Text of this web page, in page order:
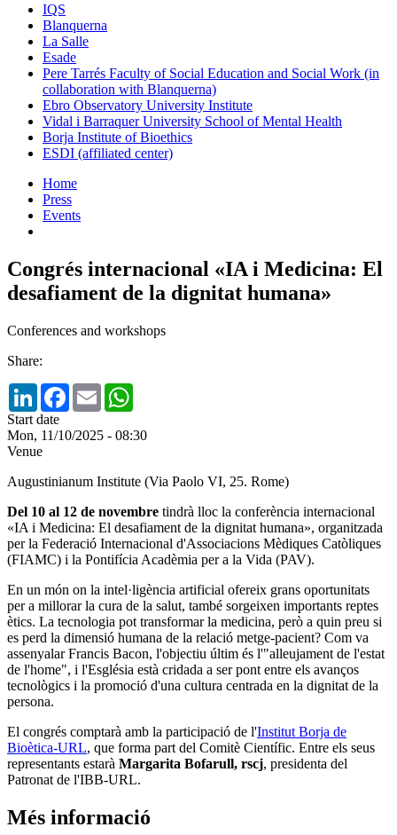
IQS
Blanquerna
La Salle
Esade
Pere Tarrés Faculty of Social Education and Social Work (in
collaboration with Blanquerna)
Ebro Observatory University Institute
Vidal i Barraquer University School of Mental Health
Borja Institute of Bioethics
ESDI (affiliated center)
Home
Press
Events
Congrés internacional «IA i Medicina: El
desafiament de la dignitat humana»
Conferences and workshops
Share:
LinkedInFacebook
Email
Start date
Mon, 11/10/2025 - 08:30
Venue
Augustinianum Institute (Via Paolo VI, 25. Rome)
Del 10 al 12 de novembre tindrà lloc la conferència internacional
«IA i Medicina: El desafiament de la dignitat humana», organitzada
per la Federació Internacional d'Associacions Mèdiques Catòliques
(FIAMC) i la Pontifícia Acadèmia per a la Vida (PAV).
En un món on la intel·ligència artificial ofereix grans oportunitats
per a millorar la cura de la salut, també sorgeixen importants reptes
ètics. La tecnologia pot transformar la medicina, però a quin preu si
es perd la dimensió humana de la relació metge-pacient? Com va
assenyalar Francis Bacon, l'objectiu últim és l'"alleujament de l'estat
de l'home", i l'Església està cridada a ser pont entre els avanços
tecnològics i la promoció d'una cultura centrada en la dignitat de la
persona.
El congrés comptarà amb la participació de l'Institut Borja de
Bioètica-URL, que forma part del Comitè Científic. Entre els seus
representants estarà Margarita Bofarull, rscj, presidenta del
Patronat de l'IBB-URL.
Més informació